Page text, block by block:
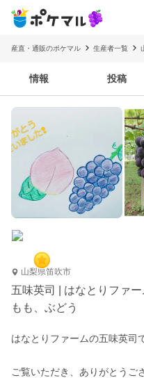
産直・通販のポケマル 生産者一覧
情報 投稿
山梨県笛吹市
五味英司 | はなとりファー
もも、ぶどう
はなとりファームの五味英司
ご覧いただき、ありがとうご